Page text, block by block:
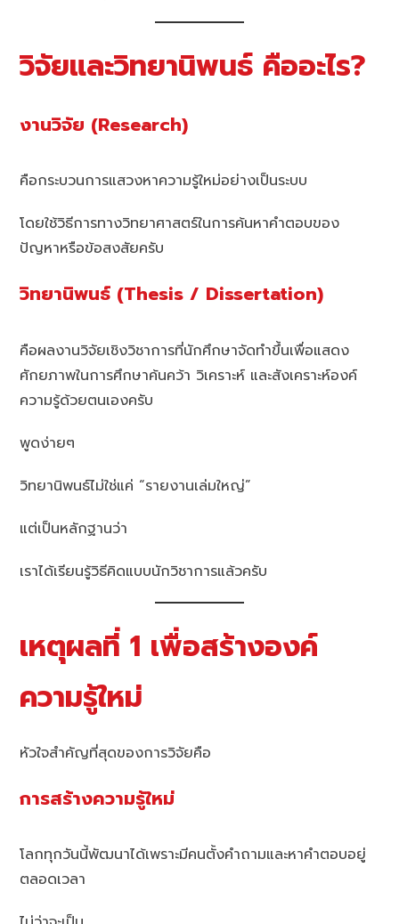
วิจัยและวิทยานิพนธ์ คืออะไร?
งานวิจัย (Research)
คือกระบวนการแสวงหาความรู้ใหม่อย่างเป็นระบบ
โดยใช้วิธีการทางวิทยาศาสตร์ในการค้นหาคำตอบของ
ปัญหาหรือข้อสงสัยครับ
วิทยานิพนธ์ (Thesis / Dissertation)
คือผลงานวิจัยเชิงวิชาการที่นักศึกษาจัดทำขึ้นเพื่อแสดง
ศักยภาพในการศึกษาค้นคว้า วิเคราะห์ และสังเคราะห์องค์
ความรู้ด้วยตนเองครับ
พูดง่ายๆ
วิทยานิพนธ์ไม่ใช่แค่ “รายงานเล่มใหญ่”
แต่เป็นหลักฐานว่า
เราได้เรียนรู้วิธีคิดแบบนักวิชาการแล้วครับ
เหตุผลที่ 1 เพื่อสร้างองค์
ความรู้ใหม่
หัวใจสำคัญที่สุดของการวิจัยคือ
การสร้างความรู้ใหม่
โลกทุกวันนี้พัฒนาได้เพราะมีคนตั้งคำถามและหาคำตอบอยู่
ตลอดเวลา